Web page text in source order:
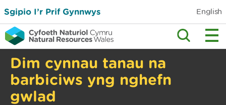
Sgipio I’r Prif Gynnwys English
Dim cynnau tanau na
barbiciws yng nghefn
gwlad